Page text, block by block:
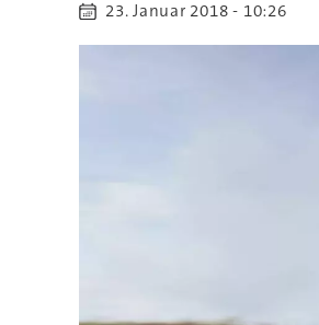
23. Januar 2018 - 10:26